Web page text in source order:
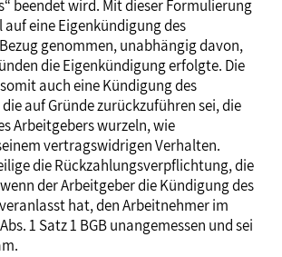
beendet wird. Mit dieser Formulierung
eine Eigenkündigung des
genommen, unabhängig davon,
die Eigenkündigung erfolgte. Die
auch eine Kündigung des
auf Gründe zurückzuführen sei, die
Arbeitgebers wurzeln, wie
vertragswidrigen Verhalten.
die Rückzahlungsverpflichtung, die
der Arbeitgeber die Kündigung des
hat, den Arbeitnehmer im
1 Satz 1 BGB unangemessen und sei